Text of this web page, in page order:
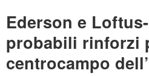
Ederson e
probabili rinforzi
centrocampo